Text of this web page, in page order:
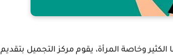
وخاصة المرأة، يقوم مركز التجميل بتقديم